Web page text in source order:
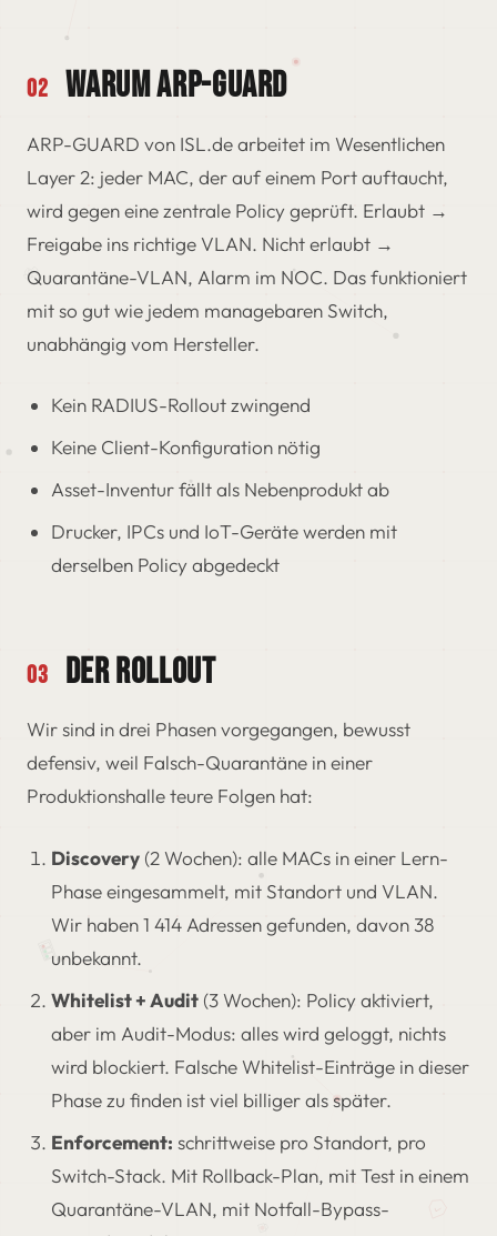
02 WARUM ARP-GUARD
ARP-GUARD von ISL.de arbeitet im Wesentlichen
Layer 2: jeder MAC, der auf einem Port auftaucht,
wird gegen eine zentrale Policy geprüft. Erlaubt →
Freigabe ins richtige VLAN. Nicht erlaubt →
Quarantäne-VLAN, Alarm im NOC. Das funktioniert
mit so gut wie jedem managebaren Switch,
unabhängig vom Hersteller.
Kein RADIUS-Rollout zwingend
Keine Client-Konfiguration nötig
Asset-Inventur fällt als Nebenprodukt ab
Drucker, IPCs und IoT-Geräte werden mit
derselben Policy abgedeckt
03 DER ROLLOUT
Wir sind in drei Phasen vorgegangen, bewusst
defensiv, weil Falsch-Quarantäne in einer
Produktionshalle teure Folgen hat:
Discovery (2 Wochen): alle MACs in einer Lern-
Phase eingesammelt, mit Standort und VLAN.
Wir haben 1 414 Adressen gefunden, davon 38
unbekannt.
Whitelist + Audit (3 Wochen): Policy aktiviert,
aber im Audit-Modus: alles wird geloggt, nichts
wird blockiert. Falsche Whitelist-Einträge in dieser
Phase zu finden ist viel billiger als später.
Enforcement: schrittweise pro Standort, pro
Switch-Stack. Mit Rollback-Plan, mit Test in einem
Quarantäne-VLAN, mit Notfall-Bypass-